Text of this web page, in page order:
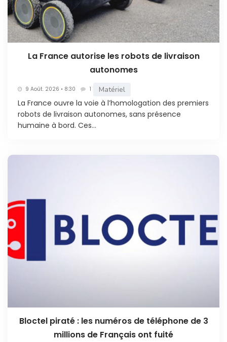
La France autorise les robots de livraison
autonomes
9 Août. 2026 • 8:30 1 Matériel
La France ouvre la voie à l’homologation des premiers
robots de livraison autonomes, sans présence
humaine à bord. Ces...
Bloctel piraté : les numéros de téléphone de 3
millions de Français ont fuité